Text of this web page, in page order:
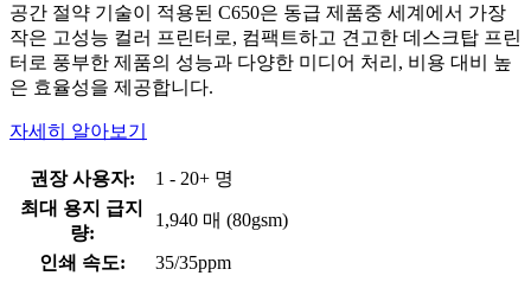
공간 절약 기술이 적용된 C650은 동급 제품중 세계에서 가장
작은 고성능 컬러 프린터로, 컴팩트하고 견고한 데스크탑 프린
터로 풍부한 제품의 성능과 다양한 미디어 처리, 비용 대비 높
은 효율성을 제공합니다.
자세히 알아보기
권장 사용자:
1 - 20+ 명
최대 용지 급지
량:
1,940 매 (80gsm)
인쇄 속도:
35/35ppm